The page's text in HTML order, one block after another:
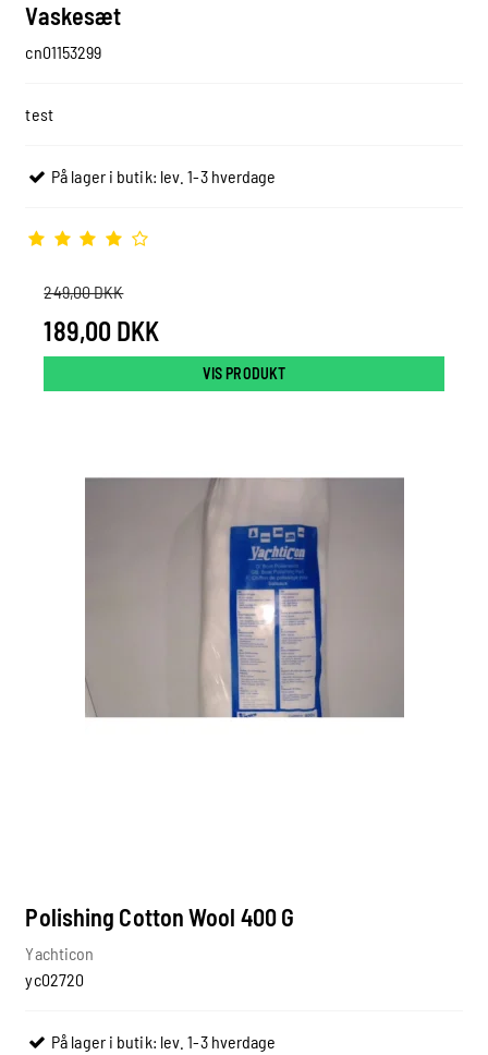
Vaskesæt
cn01153299
test
På lager i butik: lev. 1-3 hverdage
249,00 DKK
189,00 DKK
VIS PRODUKT
Polishing Cotton Wool 400 G
Yachticon
yc02720
På lager i butik: lev. 1-3 hverdage